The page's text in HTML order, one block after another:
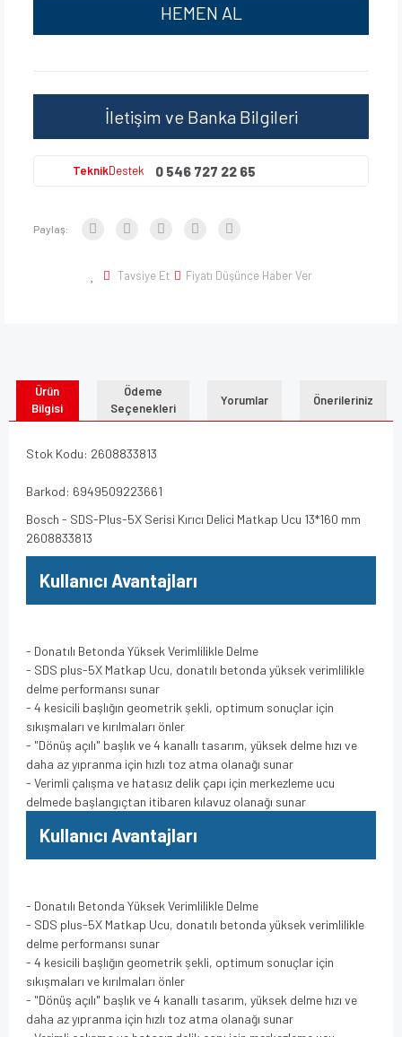
HEMEN AL
İletişim ve Banka Bilgileri
TeknikDestek 0 546 727 22 65
Paylaş:
Tavsiye Et Fiyatı Düşünce Haber Ver
Ürün
Bilgisi
Ödeme
Seçenekleri
Yorumlar Önerileriniz
Stok Kodu: 2608833813
Barkod: 6949509223661
Bosch - SDS-Plus-5X Serisi Kırıcı Delici Matkap Ucu 13*160 mm
2608833813
Kullanıcı Avantajları
- Donatılı Betonda Yüksek Verimlilikle Delme
- SDS plus-5X Matkap Ucu, donatılı betonda yüksek verimlilikle
delme performansı sunar
- 4 kesicili başlığın geometrik şekli, optimum sonuçlar için
sıkışmaları ve kırılmaları önler
- "Dönüş açılı" başlık ve 4 kanallı tasarım, yüksek delme hızı ve
daha az yıpranma için hızlı toz atma olanağı sunar
- Verimli çalışma ve hatasız delik çapı için merkezleme ucu
delmede başlangıçtan itibaren kılavuz olanağı sunar
Kullanıcı Avantajları
- Donatılı Betonda Yüksek Verimlilikle Delme
- SDS plus-5X Matkap Ucu, donatılı betonda yüksek verimlilikle
delme performansı sunar
- 4 kesicili başlığın geometrik şekli, optimum sonuçlar için
sıkışmaları ve kırılmaları önler
- "Dönüş açılı" başlık ve 4 kanallı tasarım, yüksek delme hızı ve
daha az yıpranma için hızlı toz atma olanağı sunar